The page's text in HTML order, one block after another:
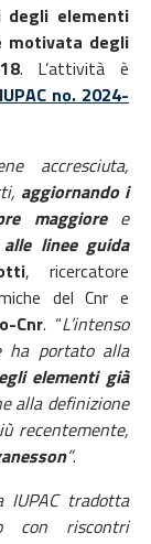
degli elementi
motivata degli
. L’attività è
no. 2024-
accresciuta,
aggiornando i
maggioree
linee guida
, ricercatore
del Cnr e
Cnr. “L’intenso
ha portato alla
elementi già
alla definizione
recentemente,
”.
IUPAC tradotta
con riscontri